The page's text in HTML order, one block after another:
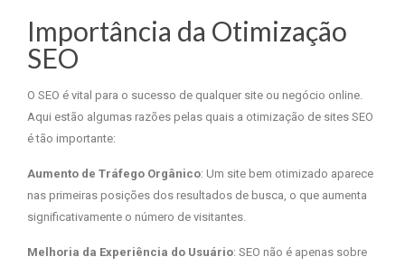
Importância da Otimização
SEO
O SEO é vital para o sucesso de qualquer site ou negócio online.
Aqui estão algumas razões pelas quais a otimização de sites SEO
é tão importante:
Aumento de Tráfego Orgânico: Um site bem otimizado aparece
nas primeiras posições dos resultados de busca, o que aumenta
significativamente o número de visitantes.
Melhoria da Experiência do Usuário: SEO não é apenas sobre